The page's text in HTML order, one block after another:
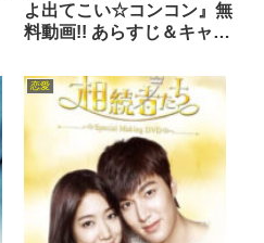
よ出てこい☆コンコン』無
料動画!! あらすじ＆キャス
恋愛